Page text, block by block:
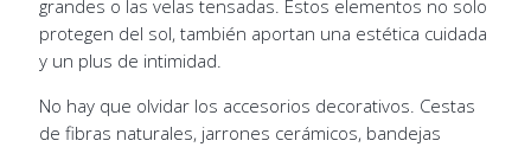
grandes o las velas tensadas. Estos elementos no solo
protegen del sol, también aportan una estética cuidada
y un plus de intimidad.
No hay que olvidar los accesorios decorativos. Cestas
de fibras naturales, jarrones cerámicos, bandejas